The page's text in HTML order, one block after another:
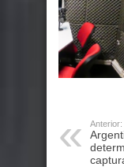
Anterior: